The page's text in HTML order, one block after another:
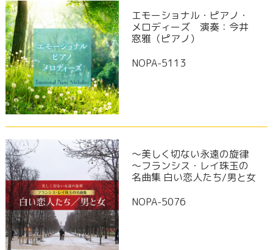
エモーショナル・ピアノ・
メロディーズ 演奏：今井
窓雅（ピアノ）
NOPA-5113
～美しく切ない永遠の旋律
～フランシス・レイ珠玉の
名曲集 白い恋人たち/男と女
NOPA-5076